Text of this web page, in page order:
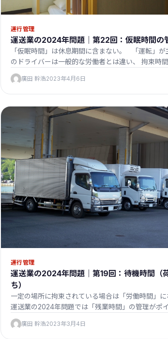
運行管理
運送業の2024年問題｜第22回：仮眠時間の
「仮眠時間」は休息期間に含まない。 「運転」が
のドライバーは一般的な労働者とは違い、 拘束時
息…
廣田 幹浩2023年4月6日
運行管理
運送業の2024年問題｜第19回：待機時間（
ち）
一定の場所に拘束されている場合は「労働時間」に
運送業の2024年問題では「残業時間」の管理がポ
廣田 幹浩2023年3月4日